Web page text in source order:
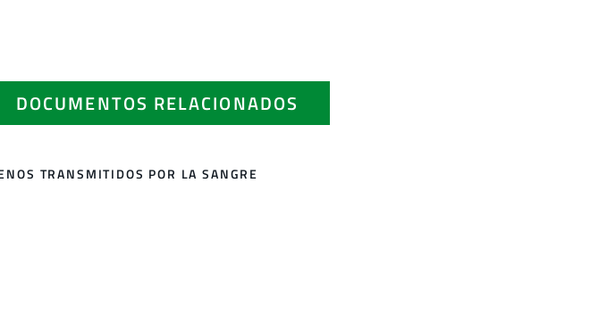
DOCUMENTOS RELACIONADOS
TRANSMITIDOS POR LA SANGRE